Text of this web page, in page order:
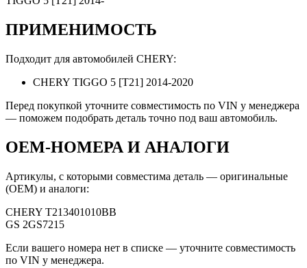
ПРИМЕНИМОСТЬ
Подходит для автомобилей CHERY:
CHERY TIGGO 5 [T21] 2014-2020
Перед покупкой уточните совместимость по VIN у менеджера
— поможем подобрать деталь точно под ваш автомобиль.
OEM-НОМЕРА И АНАЛОГИ
Артикулы, с которыми совместима деталь — оригинальные
(OEM) и аналоги:
CHERY T213401010BB
GS 2GS7215
Если вашего номера нет в списке — уточните совместимость
по VIN у менеджера.